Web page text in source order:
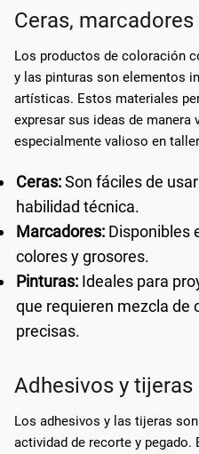
Ceras,
Los productos de coloración
y las pinturas son elementos
artísticas. Estos materiales
expresar sus ideas de manera
especialmente valioso en
Ceras:Son fáciles de
habilidad técnica.
Marcadores: Disponibles
colores y grosores.
Pinturas: Ideales para
que requieren mezcla de
precisas.
Adhesivos y tijeras
Los adhesivos y las tijeras
actividad de recorte y